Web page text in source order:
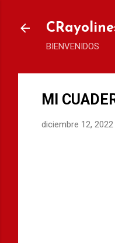
BIENVENIDOS
MI
diciembre 12, 2022